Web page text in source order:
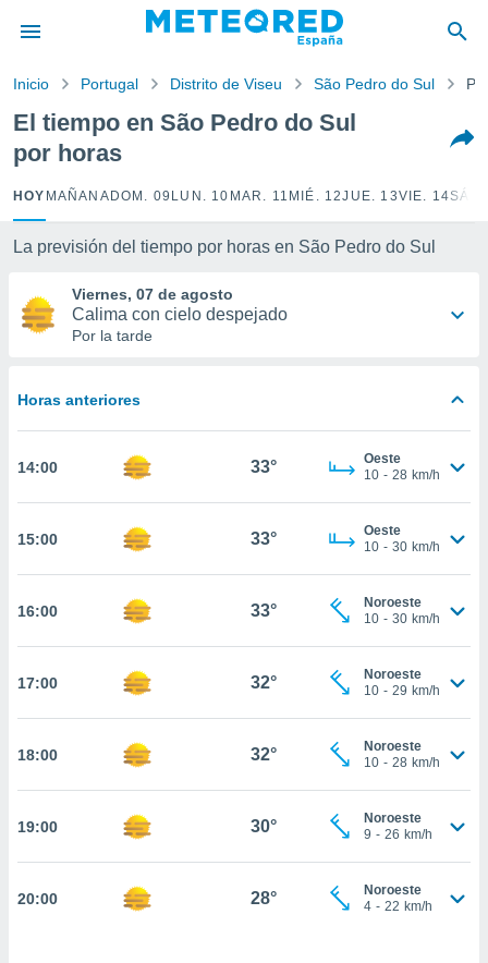
por
para
la
calidad.
a este
las
y
forma
basada
permite
coste.
botón
a la
todas
ya sean
nos
en
perfil
y
CONTINUAR
Inicio Portugal Distrito de Viseu São Pedro do Sul
El tiempo en São Pedro do Sul
por horas
HOY MAÑANA DOM. 09 LUN. 10 MAR. 11 MIÉ. 12JUE. 13VIE. 14
La previsión del tiempo por horas en São Pedro do Sul
Viernes, 07 de agosto
Calima con cielo despejado
Por la tarde
Horas anteriores
14:00 33°
Oeste
10 - 28 km/h
15:00 33°
Oeste
10 - 30 km/h
16:00 33°
Noroeste
10 - 30 km/h
17:00 32°
Noroeste
10 - 29 km/h
18:00 32°
Noroeste
10 - 28 km/h
19:00 30°
Noroeste
9 - 26 km/h
20:00 28°
Noroeste
4 - 22 km/h